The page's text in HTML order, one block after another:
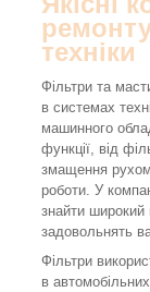
техніки
Фільтри та
в системах
машинного
функції, від
змащення
роботи. У
знайти широкий
задовольнять
Фільтри
в